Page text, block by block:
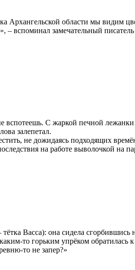
Архангельской области мы видим
вспоминал замечательный
вспотеешь. С жаркой печной
залепетал.
не дожидаясь подходящих
на работе выволочкой на
Васса): она сидела сгорбившись
то горьким упрёком обратилась
то не запер?»